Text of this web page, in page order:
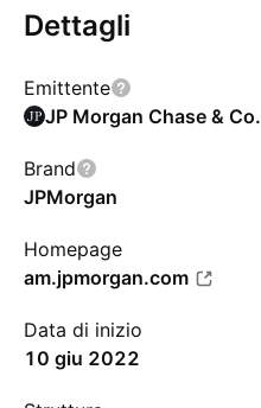
Dettagli
Emittente
JP Morgan Chase & Co.
Brand
JPMorgan
Homepage
am.jpmorgan.com
Data di inizio
10 giu 2022